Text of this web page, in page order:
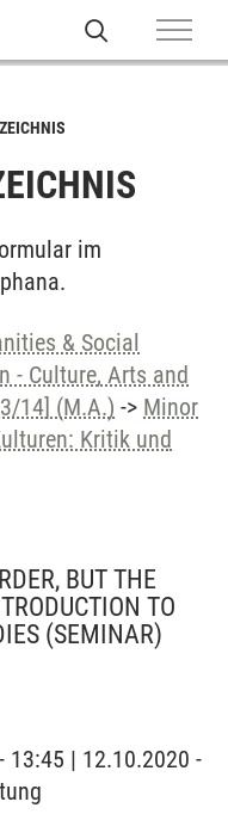
im
& Social
- Culture, Arts and
14] (M.A.) -> Minor
Kritik und
BUT THE
TO
(SEMINAR)
| 12.10.2020 -